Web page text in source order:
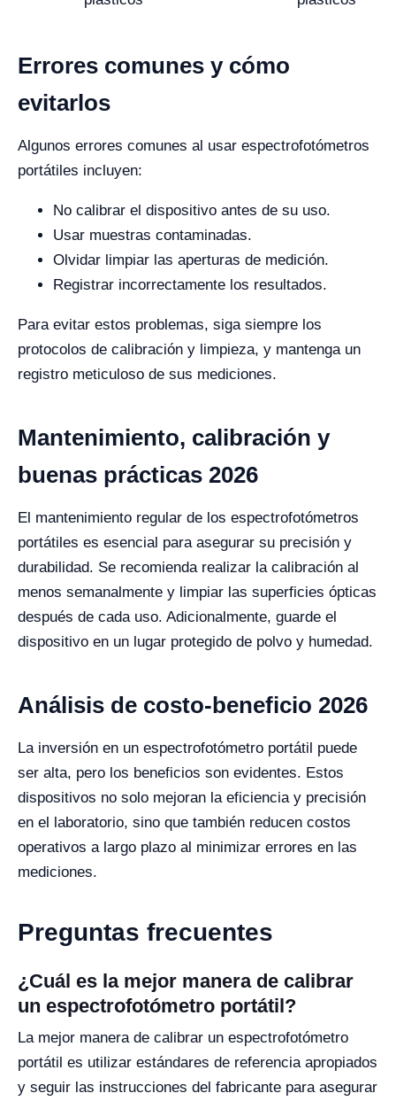
Errores comunes y cómo
evitarlos
Algunos errores comunes al usar espectrofotómetros
portátiles incluyen:
No calibrar el dispositivo antes de su uso.
Usar muestras contaminadas.
Olvidar limpiar las aperturas de medición.
Registrar incorrectamente los resultados.
Para evitar estos problemas, siga siempre los
protocolos de calibración y limpieza, y mantenga un
registro meticuloso de sus mediciones.
Mantenimiento, calibración y
buenas prácticas 2026
El mantenimiento regular de los espectrofotómetros
portátiles es esencial para asegurar su precisión y
durabilidad. Se recomienda realizar la calibración al
menos semanalmente y limpiar las superficies ópticas
después de cada uso. Adicionalmente, guarde el
dispositivo en un lugar protegido de polvo y humedad.
Análisis de costo-beneficio 2026
La inversión en un espectrofotómetro portátil puede
ser alta, pero los beneficios son evidentes. Estos
dispositivos no solo mejoran la eficiencia y precisión
en el laboratorio, sino que también reducen costos
operativos a largo plazo al minimizar errores en las
mediciones.
Preguntas frecuentes
¿Cuál es la mejor manera de calibrar
un espectrofotómetro portátil?
La mejor manera de calibrar un espectrofotómetro
portátil es utilizar estándares de referencia apropiados
y seguir las instrucciones del fabricante para asegurar